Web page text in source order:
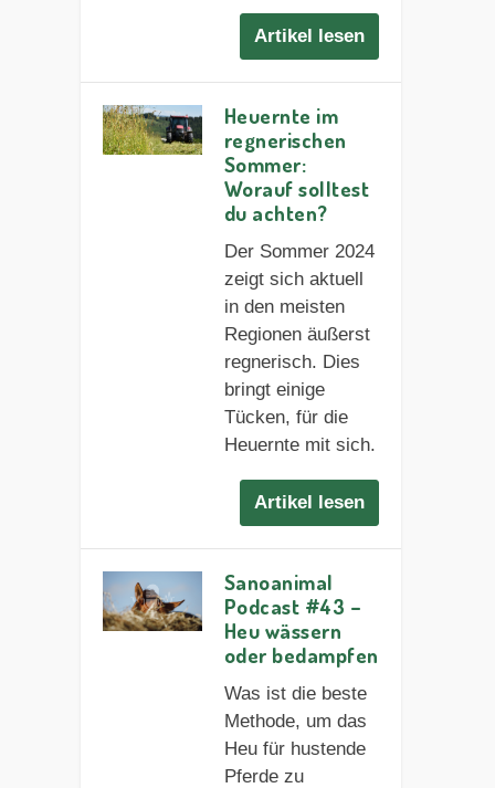
Artikel lesen
Heuernte im
regnerischen
Sommer:
Worauf solltest
du achten?
Der Sommer 2024
zeigt sich aktuell
in den meisten
Regionen äußerst
regnerisch. Dies
bringt einige
Tücken, für die
Heuernte mit sich.
Artikel lesen
Sanoanimal
Podcast #43 –
Heu wässern
oder bedampfen
Was ist die beste
Methode, um das
Heu für hustende
Pferde zu